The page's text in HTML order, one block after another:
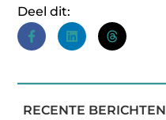
Deel dit:
RECENTE BERICHTEN